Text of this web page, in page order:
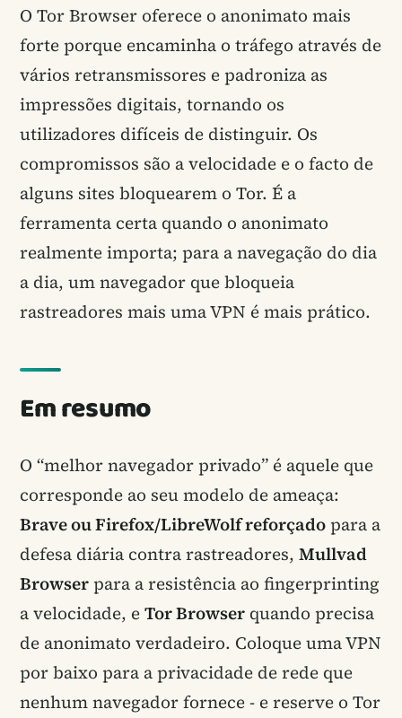
O Tor Browser oferece o anonimato mais
forte porque encaminha o tráfego através de
vários retransmissores e padroniza as
impressões digitais, tornando os
utilizadores difíceis de distinguir. Os
compromissos são a velocidade e o facto de
alguns sites bloquearem o Tor. É a
ferramenta certa quando o anonimato
realmente importa; para a navegação do dia
a dia, um navegador que bloqueia
rastreadores mais uma VPN é mais prático.
Em resumo
O “melhor navegador privado” é aquele que
corresponde ao seu modelo de ameaça:
Brave ou Firefox/LibreWolf reforçadopara a
defesa diária contra rastreadores, Mullvad
Browserpara a resistência ao fingerprinting
a velocidade, eTor Browser quando precisa
de anonimato verdadeiro. Coloque uma VPN
por baixo para a privacidade de rede que
nenhum navegador fornece - e reserve o Tor